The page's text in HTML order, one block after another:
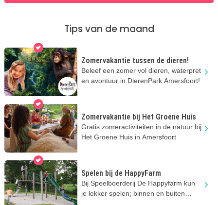
Tips van de maand
Zomervakantie tussen de dieren!
Beleef een zomer vol dieren, waterpret
en avontuur in DierenPark Amersfoort!
Zomervakantie bij Het Groene Huis
Gratis zomeractiviteiten in de natuur bij
Het Groene Huis in Amersfoort
Spelen bij de HappyFarm
Bij Speelboerderij De Happyfarm kun
je lekker spelen; binnen en buiten